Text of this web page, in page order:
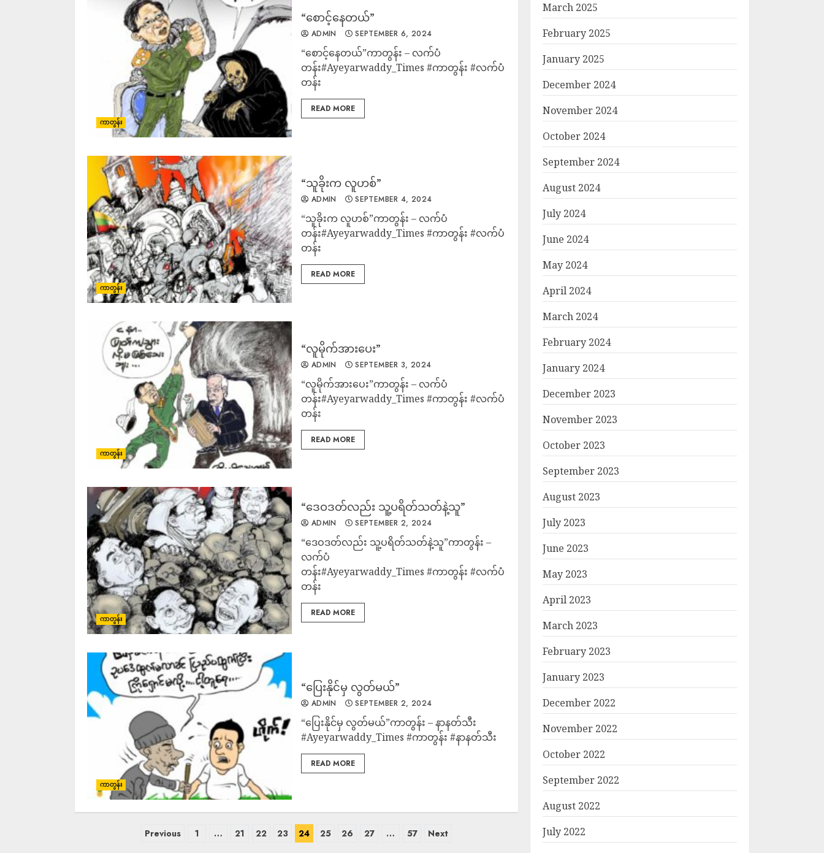
ကာတွန်း
“စောင့်နေတယ်”
ADMIN SEPTEMBER 6, 2024
“စောင့်နေတယ်”ကာတွန်း – လက်ပံ
တန်း#Ayeyarwaddy_Times #ကာတွန်း #လက်ပံ
တန်း
READ MORE
ကာတွန်း
“သူခိုးက လူဟစ်”
ADMIN SEPTEMBER 4, 2024
“သူခိုးက လူဟစ်”ကာတွန်း – လက်ပံ
တန်း#Ayeyarwaddy_Times #ကာတွန်း #လက်ပံ
တန်း
READ MORE
ကာတွန်း
“လူမိုက်အားပေး”
ADMIN SEPTEMBER 3, 2024
“လူမိုက်အားပေး”ကာတွန်း – လက်ပံ
တန်း#Ayeyarwaddy_Times #ကာတွန်း #လက်ပံ
တန်း
READ MORE
ကာတွန်း
“ဒေဝဒတ်လည်း သူ့ပရိတ်သတ်နဲ့သူ”
ADMIN SEPTEMBER 2, 2024
“ဒေဝဒတ်လည်း သူ့ပရိတ်သတ်နဲ့သူ”ကာတွန်း –
လက်ပံ
တန်း#Ayeyarwaddy_Times #ကာတွန်း #လက်ပံ
တန်း
READ MORE
ကာတွန်း
“ပြေးနိုင်မှ လွတ်မယ်”
ADMIN SEPTEMBER 2, 2024
“ပြေးနိုင်မှ လွတ်မယ်”ကာတွန်း – နာနတ်သီး
#Ayeyarwaddy_Times #ကာတွန်း #နာနတ်သီး
READ MORE
Previous 1 … 21 22 23 24 25 26 27 … 57 Next
March 2025
February 2025
January 2025
December 2024
November 2024
October 2024
September 2024
August 2024
July 2024
June 2024
May 2024
April 2024
March 2024
February 2024
January 2024
December 2023
November 2023
October 2023
September 2023
August 2023
July 2023
June 2023
May 2023
April 2023
March 2023
February 2023
January 2023
December 2022
November 2022
October 2022
September 2022
August 2022
July 2022